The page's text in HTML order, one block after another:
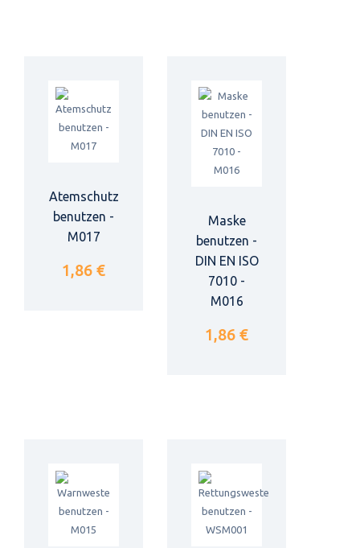
Atemschutz
benutzen -
M017
1,86 €
Maske
benutzen -
DIN EN ISO
7010 -
M016
1,86 €